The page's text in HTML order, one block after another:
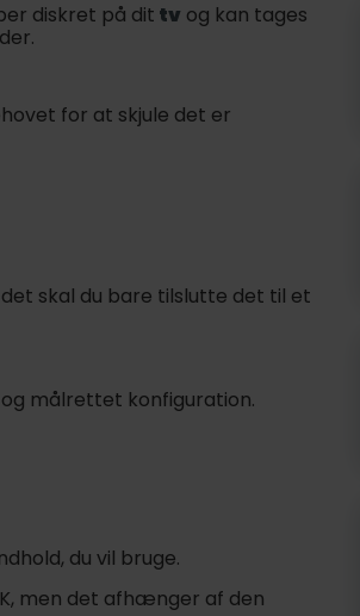
diskret på dit tv og kan tages
for at skjule det er
skal du bare tilslutte det til et
målrettet konfiguration.
du vil bruge.
men det afhænger af den